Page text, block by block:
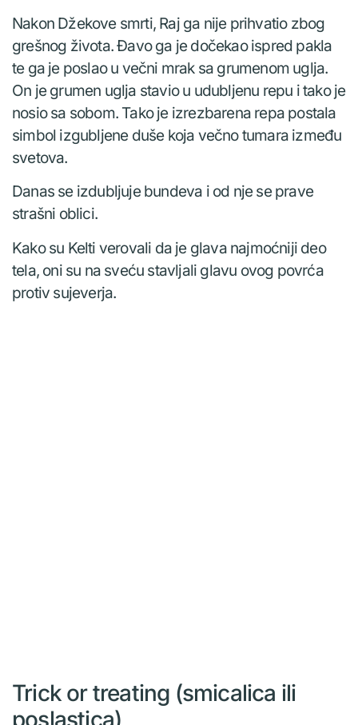
Nakon Džekove smrti, Raj ga nije prihvatio zbog
grešnog života. Đavo ga je dočekao ispred pakla
te ga je poslao u večni mrak sa grumenom uglja.
On je grumen uglja stavio u udubljenu repu i tako je
nosio sa sobom. Tako je izrezbarena repa postala
simbol izgubljene duše koja večno tumara između
svetova.
Danas se izdubljuje bundeva i od nje se prave
strašni oblici.
Kako su Kelti verovali da je glava najmoćniji deo
tela, oni su na sveću stavljali glavu ovog povrća
protiv sujeverja.
Trick or treating (smicalica ili
poslastica)